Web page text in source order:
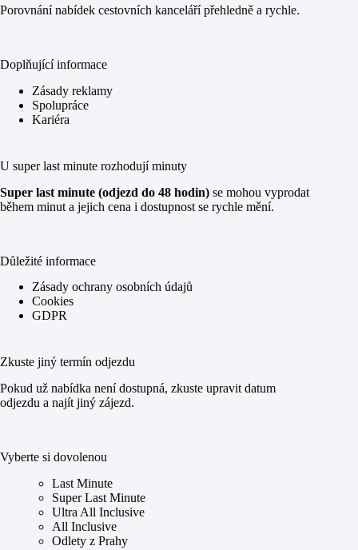
Porovnání nabídek cestovních kanceláří přehledně a rychle.
Doplňující informace
Zásady reklamy
Spolupráce
Kariéra
U super last minute rozhodují minuty
Super last minute (odjezd do 48 hodin) se mohou vyprodat
během minut a jejich cena i dostupnost se rychle mění.
Důležité informace
Zásady ochrany osobních údajů
Cookies
GDPR
Zkuste jiný termín odjezdu
Pokud už nabídka není dostupná, zkuste upravit datum
odjezdu a najít jiný zájezd.
Vyberte si dovolenou
Last Minute
Super Last Minute
Ultra All Inclusive
All Inclusive
Odlety z Prahy